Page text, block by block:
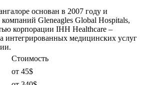
основан в 2007 году и
Gleneagles Global Hospitals,
корпорации IHH Healthcare –
интегрированных медицинских услуг
Стоимость
от 45$